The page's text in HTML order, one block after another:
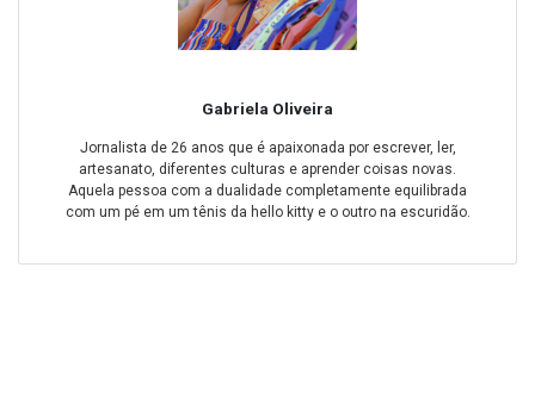
Gabriela Oliveira
Jornalista de 26 anos que é apaixonada por escrever, ler,
artesanato, diferentes culturas e aprender coisas novas.
Aquela pessoa com a dualidade completamente equilibrada
com um pé em um tênis da hello kitty e o outro na escuridão.